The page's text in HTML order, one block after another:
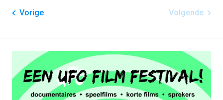
Vorige Volgende